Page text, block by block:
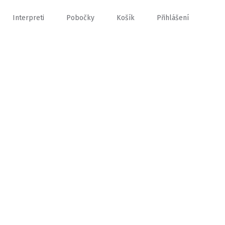
Interpreti Pobočky Košík Přihlášení